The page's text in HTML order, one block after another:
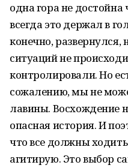
одна гора не
всегда это держал в
конечно, развернулся,
ситуаций не
контролировали. Но
сожалению, мы не
лавины. Восхождение
опасная история. И
что все должны
агитирую. Это выбор